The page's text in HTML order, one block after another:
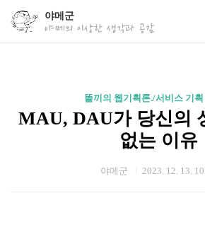
야메군
야메의 이상한 생각과 공감
똘끼의 웹기획론./서비스 기
MAU, DAU가 당신의
없는 이유
야메군 2023. 12. 13.